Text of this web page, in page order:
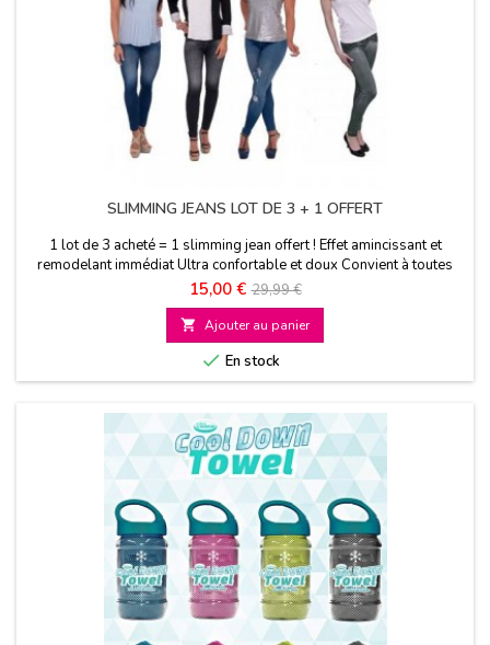
SLIMMING JEANS LOT DE 3 + 1 OFFERT
1 lot de 3 acheté = 1 slimming jean offert ! Effet amincissant et
remodelant immédiat Ultra confortable et doux Convient à toutes
les morphologies
Prix
15,00 € Prix
de
base
29,99 €
 Ajouter au panier
 En stock